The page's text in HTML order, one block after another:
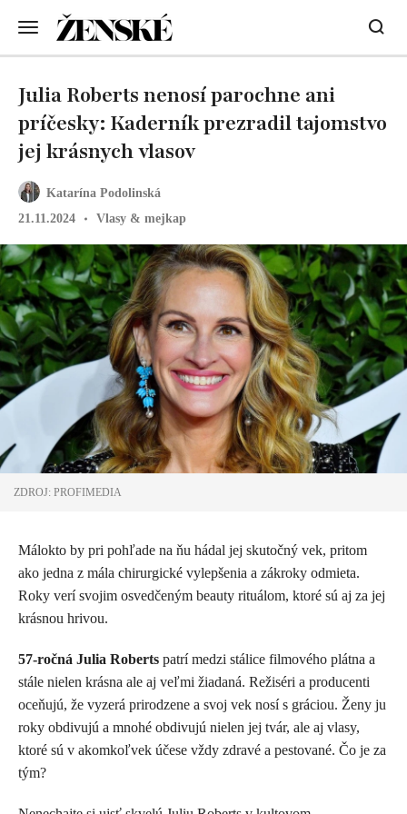
Katarína Podolinská
21.11.2024
Vlasy & mejkap
Julia Roberts nenosí parochne ani
príčesky: Kaderník prezradil tajomstvo
jej krásnych vlasov
ZDROJ: PROFIMEDIA
Málokto by pri pohľade na ňu hádal jej skutočný vek, pritom
ako jedna z mála chirurgické vylepšenia a zákroky odmieta.
Roky verí svojim osvedčeným beauty rituálom, ktoré sú aj za jej
krásnou hrivou.
57-ročná Julia Roberts patrí medzi stálice filmového plátna a
stále nielen krásna ale aj veľmi žiadaná. Režiséri a producenti
oceňujú, že vyzerá prirodzene a svoj vek nosí s gráciou. Ženy ju
roky obdivujú a mnohé obdivujú nielen jej tvár, ale aj vlasy,
ktoré sú v akomkoľvek účese vždy zdravé a pestované. Čo je za
tým?